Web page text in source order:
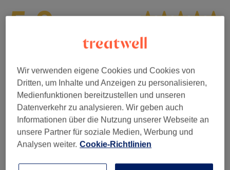
5,0
Sauberkeit
Service
Wir verwenden eigene Cookies und Cookies von
Dritten, um Inhalte und Anzeigen zu personalisieren,
Medienfunktionen bereitzustellen und unseren
Datenverkehr zu analysieren. Wir geben auch
Informationen über die Nutzung unserer Webseite an
unsere Partner für soziale Medien, Werbung und
Analysen weiter. Cookie-Richtlinien